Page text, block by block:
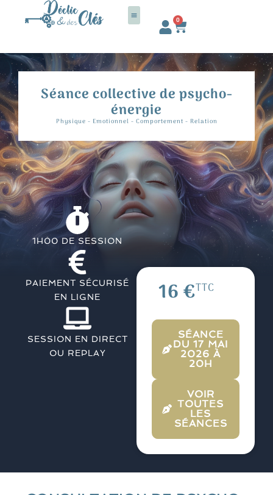
0
Panier
Séance collective de psycho-
énergie
Physique - Emotionnel - Comportement - Relation
1H00 DE SESSION
PAIEMENT SÉCURISÉ
EN LIGNE
SESSION EN DIRECT
OU REPLAY
16 €TTC
SÉANCE
DU 17 MAI
2026 À
20H
VOIR
TOUTES
LES
SÉANCES